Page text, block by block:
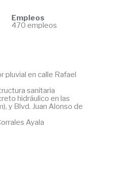
Empleos
470 empleos
pluvial en calle Rafael
sanitaria
hidráulico en las
y Blvd. Juan Alonso de
Ayala